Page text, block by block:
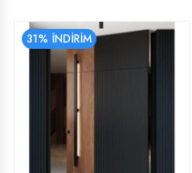
31% İNDİRİM